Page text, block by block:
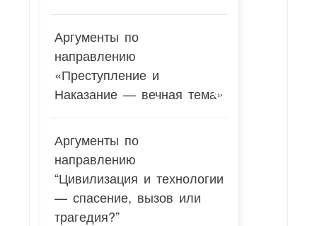
Аргументы по
направлению
«Преступление и
Наказание — вечная тема»
Аргументы по
направлению
“Цивилизация и технологии
— спасение, вызов или
трагедия?”